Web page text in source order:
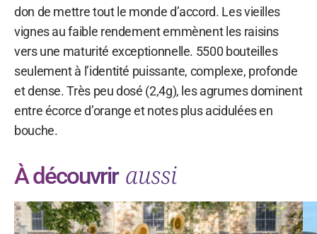
don de mettre tout le monde d’accord. Les vieilles
vignes au faible rendement emmènent les raisins
vers une maturité exceptionnelle. 5500 bouteilles
seulement à l’identité puissante, complexe, profonde
et dense. Très peu dosé (2,4g), les agrumes dominent
entre écorce d’orange et notes plus acidulées en
bouche.
À découvrir aussi